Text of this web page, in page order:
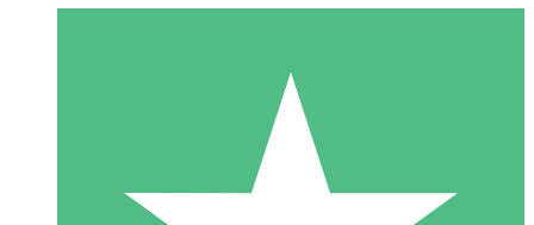
Pacchetti di Crediti Individuali
Paga a consumo con crediti di download. Nessun impegno